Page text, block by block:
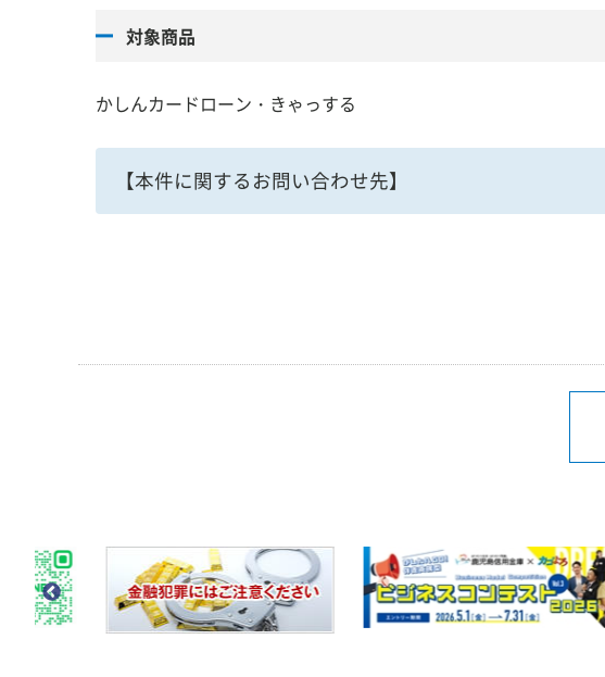
かしん インターネット支店
対象商品
かしんカードローン・きゃっする
【本件に関するお問い合わせ先】